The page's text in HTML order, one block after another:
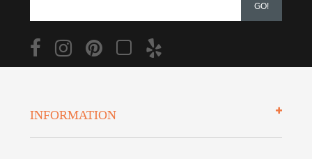
GO!
INFORMATION